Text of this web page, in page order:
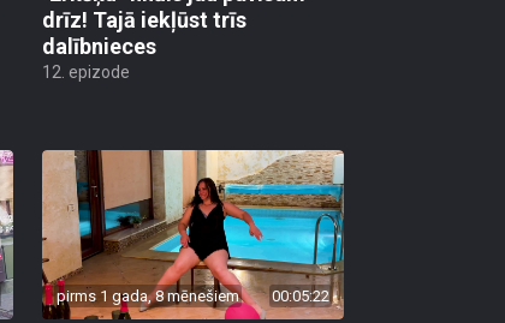
drīz! Tajā iekļūst trīs
dalībnieces
12. epizode
pirms 1 gada, 8 mēnešiem 00:05:22